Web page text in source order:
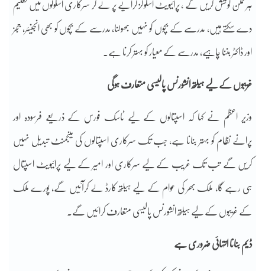
ہرممکن کوشش کریں گے ، پرائیویٹ اسکولز کرایے پر لے کر سرکاری اسکولوں میں تعلیم
دے سکتے ہیں، مدرسے کے بچوں کو نہیں بھولنا، مدرسے کے بچوں کو بھی انجینئر، ججز
اور ڈاکٹر بننا چاہیے، مدرسے کے معیار کو بہتر کرنا ہے۔
غریبوں کے لیے ہیلتھ انشورنس پالیسی متعارف ہوگی
وزیر اعظم نے کہا کہ اسپتالوں کے لیے ٹاسک فورس کے ذریعے فرسودہ اور
پرانے نظام کو بہتر بنانا ہے، جب تک سرکاری اسپتالوں کی مینجمنٹ تبدیل نہیں
کریں گے تب تک غریب کے لیے سرکاری اور امیر کے لیے پرائیویٹ اسپتال
ہی رہے گا، ملک بھر کی عوام کے لیے ہیلتھ کارڈ لے کرآئیں گے، پورے ملک
کے غریبوں کے لیے ہیلتھ انشورنس پالیسی متعارف کرائیں گے۔
ڈیم بنانا انتہائی ضروری ہے